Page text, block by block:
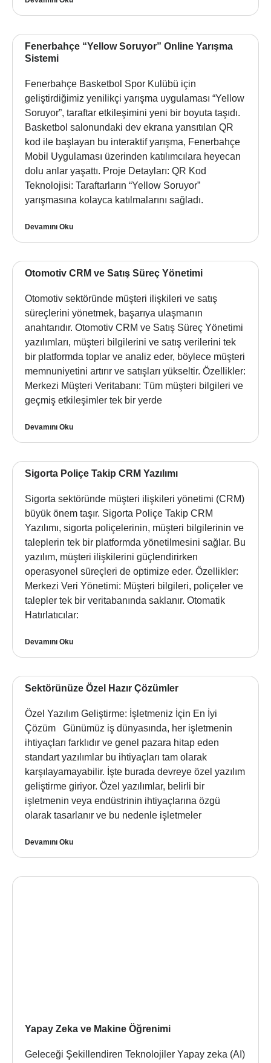
Fenerbahçe “Yellow Soruyor” Online Yarışma
Sistemi
Fenerbahçe Basketbol Spor Kulübü için
geliştirdiğimiz yenilikçi yarışma uygulaması “Yellow
Soruyor”, taraftar etkileşimini yeni bir boyuta taşıdı.
Basketbol salonundaki dev ekrana yansıtılan QR
kod ile başlayan bu interaktif yarışma, Fenerbahçe
Mobil Uygulaması üzerinden katılımcılara heyecan
dolu anlar yaşattı. Proje Detayları: QR Kod
Teknolojisi: Taraftarların “Yellow Soruyor”
yarışmasına kolayca katılmalarını sağladı.
Devamını Oku
Otomotiv CRM ve Satış Süreç Yönetimi
Otomotiv sektöründe müşteri ilişkileri ve satış
süreçlerini yönetmek, başarıya ulaşmanın
anahtarıdır. Otomotiv CRM ve Satış Süreç Yönetimi
yazılımları, müşteri bilgilerini ve satış verilerini tek
bir platformda toplar ve analiz eder, böylece müşteri
memnuniyetini artırır ve satışları yükseltir. Özellikler:
Merkezi Müşteri Veritabanı: Tüm müşteri bilgileri ve
geçmiş etkileşimler tek bir yerde
Devamını Oku
Sigorta Poliçe Takip CRM Yazılımı
Sigorta sektöründe müşteri ilişkileri yönetimi (CRM)
büyük önem taşır. Sigorta Poliçe Takip CRM
Yazılımı, sigorta poliçelerinin, müşteri bilgilerinin ve
taleplerin tek bir platformda yönetilmesini sağlar. Bu
yazılım, müşteri ilişkilerini güçlendirirken
operasyonel süreçleri de optimize eder. Özellikler:
Merkezi Veri Yönetimi: Müşteri bilgileri, poliçeler ve
talepler tek bir veritabanında saklanır. Otomatik
Hatırlatıcılar:
Devamını Oku
Sektörünüze Özel Hazır Çözümler
Özel Yazılım Geliştirme: İşletmeniz İçin En İyi
Çözüm Günümüz iş dünyasında, her işletmenin
ihtiyaçları farklıdır ve genel pazara hitap eden
standart yazılımlar bu ihtiyaçları tam olarak
karşılayamayabilir. İşte burada devreye özel yazılım
geliştirme giriyor. Özel yazılımlar, belirli bir
işletmenin veya endüstrinin ihtiyaçlarına özgü
olarak tasarlanır ve bu nedenle işletmeler
Devamını Oku
Yapay Zeka ve Makine Öğrenimi
Geleceği Şekillendiren Teknolojiler Yapay zeka (AI)